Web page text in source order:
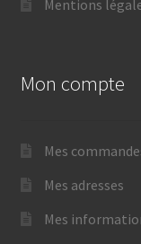
Mentions
Mon compte
Mes
Mes adresses
Mes